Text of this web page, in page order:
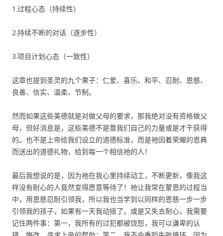
1.过程心态（持续性）
2.持续不断的对话（逐步性）
3.项目计划心态（一致性）
这章也提到圣灵的九个果子：仁爱、喜乐、和平、忍耐、恩慈、
良善、信实、温柔、节制。
然而如果这些美德就是对做父母的要求，那我绝对没有资格做父
母，但好消息是，这些美德不是靠我们自己的力量或是才干获得
的。也不是上帝给我们设立的道德标准，而是祂因着荣耀的恩典
而送出的道德礼物，给到每一个相信祂的人！
最后我想说的是，因为祂在我心里持续动工，不断更新，像我这
样没有耐心的人竟然变得愿意等待了！祂让我常在蒙恩的过程当
中，用恩慈忍耐引领我，所以我也当学到以同样的恩慈一步一步
引领我的孩子，如果有一天我动摇了，或是又失去耐心，我需要
记住两件事：第一，我所有的过犯都被饶恕，我可以谦卑的认